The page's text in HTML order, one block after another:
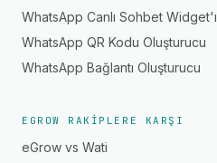
WhatsApp Canlı Sohbet Widget'ı
WhatsApp QR Kodu Oluşturucu
WhatsApp Bağlantı Oluşturucu
EGROW RAKIPLERE KARŞI
eGrow vs Wati